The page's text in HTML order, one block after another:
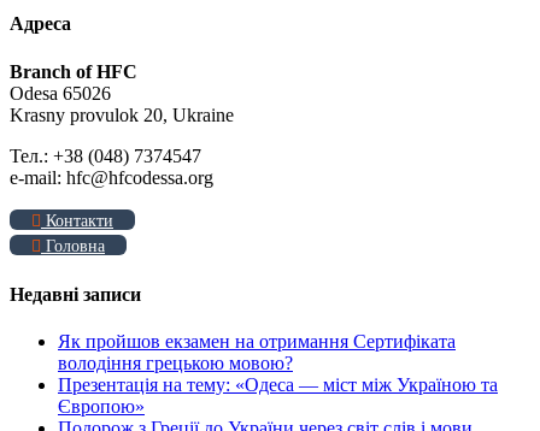
Адреса
Branch of HFC
Odesa 65026
Krasny provulok 20, Ukraine
Тел.: +38 (048) 7374547
e-mail: hfc@hfcodessa.org
Контакти
Головна
Недавні записи
Як пройшов екзамен на отримання Сертифіката
володіння грецькою мовою?
Презентація на тему: «Одеса — міст між Україною та
Європою»